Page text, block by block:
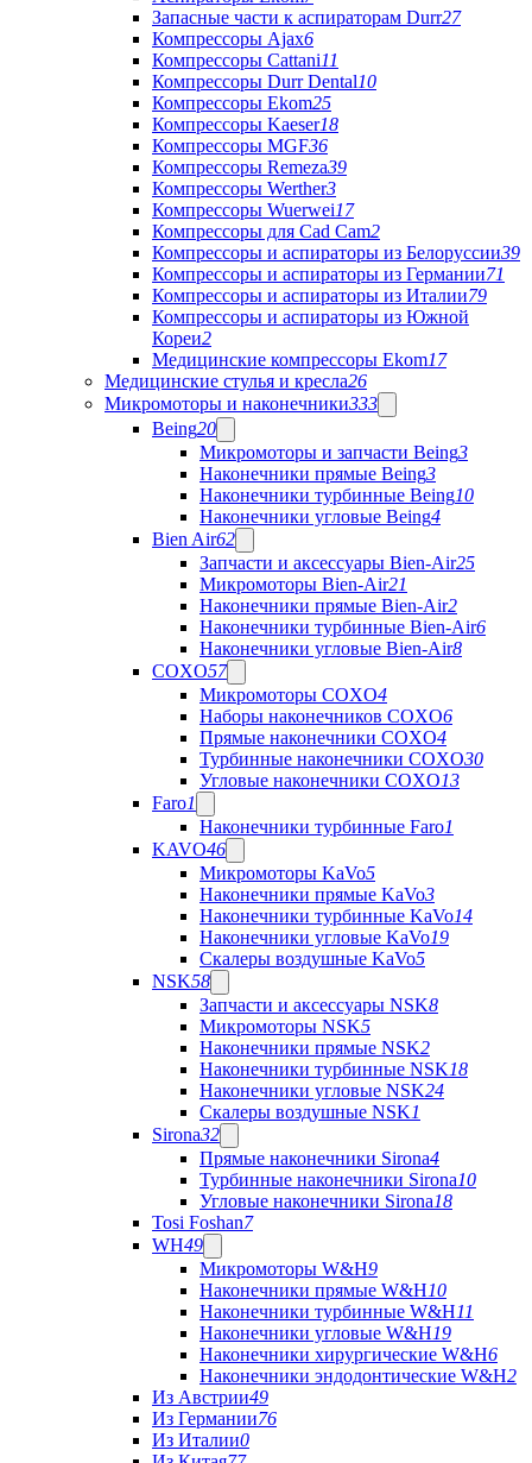
Запасные части к аспираторам Durr27
Компрессоры Ajax6
Компрессоры Cattani11
Компрессоры Durr Dental10
Компрессоры Ekom25
Компрессоры Kaeser18
Компрессоры MGF36
Компрессоры Remeza39
Компрессоры Werther3
Компрессоры Wuerwei17
Компрессоры для Cad Cam2
Компрессоры и аспираторы из Белоруссии39
Компрессоры и аспираторы из Германии71
Компрессоры и аспираторы из Италии79
Компрессоры и аспираторы из Южной
Кореи2
Медицинские компрессоры Ekom17
Медицинские стулья и кресла26
Микромоторы и наконечники333
Being20
Микромоторы и запчасти Being3
Наконечники прямые Being3
Наконечники турбинные Being10
Наконечники угловые Being4
Bien Air62
Запчасти и аксессуары Bien-Air25
Микромоторы Bien-Air21
Наконечники прямые Bien-Air2
Наконечники турбинные Bien-Air6
Наконечники угловые Bien-Air8
COXO57
Микромоторы COXO4
Наборы наконечников COXO6
Прямые наконечники COXO4
Турбинные наконечники COXO30
Угловые наконечники COXO13
Faro1
Наконечники турбинные Faro1
KAVO46
Микромоторы KaVo5
Наконечники прямые KaVo3
Наконечники турбинные KaVo14
Наконечники угловые KaVo19
Скалеры воздушные KaVo5
NSK58
Запчасти и аксессуары NSK8
Микромоторы NSK5
Наконечники прямые NSK2
Наконечники турбинные NSK18
Наконечники угловые NSK24
Скалеры воздушные NSK1
Sirona32
Прямые наконечники Sirona4
Турбинные наконечники Sirona10
Угловые наконечники Sirona18
Tosi Foshan7
WH49
Микромоторы W&H9
Наконечники прямые W&H10
Наконечники турбинные W&H11
Наконечники угловые W&H19
Наконечники хирургические W&H6
Наконечники эндодонтические W&H2
Из Австрии49
Из Германии76
Из Италии0